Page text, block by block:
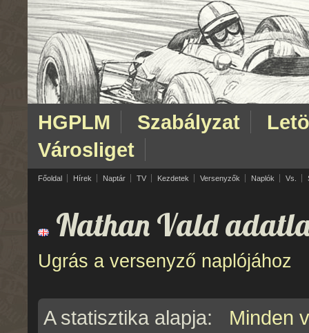
HGPLM Szabályzat
Városliget
Főoldal Hírek Naptár TV Kezdetek Versenyzők Naplók Vs.
Nathan Vald
Ugrás a versenyző naplójához
A statisztika alapja: Minden